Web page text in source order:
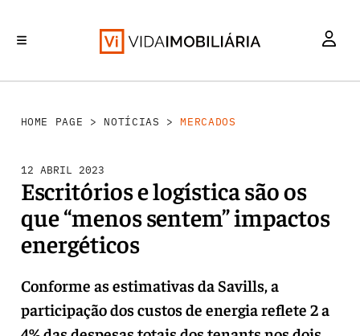
HOME PAGE > NOTÍCIAS >MERCADOS
12 ABRIL 2023
Escritórios e logística são os
que “menos sentem” impactos
energéticos
Conforme as estimativas da Savills, a
participação dos custos de energia reflete 2 a